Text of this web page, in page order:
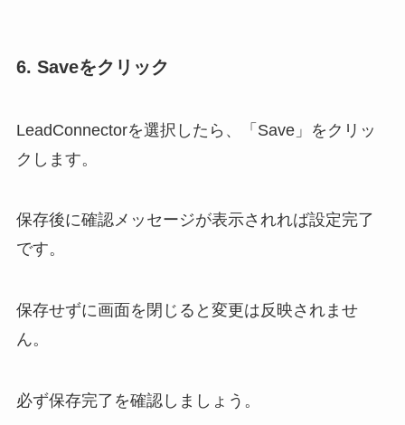
6. Saveをクリック
LeadConnectorを選択したら、「Save」をクリッ
クします。
保存後に確認メッセージが表示されれば設定完了
です。
保存せずに画面を閉じると変更は反映されませ
ん。
必ず保存完了を確認しましょう。